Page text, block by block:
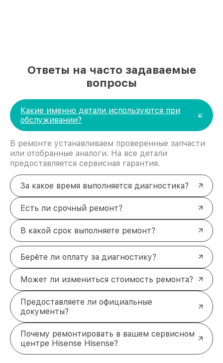
оригинальные экраны.
Неисправности в механике— ремонтируем
или меняем изношенные детали.
прошивка и обновление ПО.
Для клиентов из Новосибирске нашсервисный
центр Hisenseпредлагает удобные условия
ремонта. Мы используем только оригинальные
запчасти, что позволяет нам гарантировать
долговечность и надёжность результата. Каждый
этап работы проходит тщательную проверку,
Преимущества обращения в
сервис Hisense Новосибирске
Долгосрочная гарантия до 3 лет на любые
работы— уверенность в качестве и
надёжности.
Диагностика — бесплатно, даже если вы не
оставите устройство— узнайте точную
причину поломки без риска.
Курьер бесплатно заберёт устройство у вас
Срочный ремонт без наценки — уже
сегодня— мы ценим ваше время.
Мы готовы предложить лучшие цены на ремонт в
Новосибирске —
цены, которые вы не найдёте в
других сервисах города. Оставьте заявку на
сайте, и наш менеджер перезвонит вам в течение
5 минут. Если у вас возникли вопросы, не
откладывайте — мы здесь, чтобы помочь.
Ответы на часто задаваемые
вопросы
Какие именно детали используются при
обслуживании?
В ремонте устанавливаем проверенные запчасти
или отобранные аналоги. На все детали
предоставляется сервисная гарантия.
За какое время выполняется диагностика?
Есть ли срочный ремонт?
В какой срок выполняете ремонт?
Берёте ли оплату за диагностику?
Может ли измениться стоимость ремонта?
Предоставляете ли официальные
документы?
Почему ремонтировать в вашем сервисном
центре Hisense Hisense?